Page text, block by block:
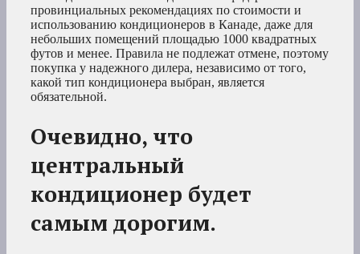
провинциальных рекомендациях по стоимости и
использованию кондиционеров в Канаде, даже для
небольших помещений площадью 1000 квадратных
футов и менее. Правила не подлежат отмене, поэтому
покупка у надежного дилера, независимо от того,
какой тип кондиционера выбран, является
обязательной.
Очевидно, что
центральный
кондиционер будет
самым дорогим.